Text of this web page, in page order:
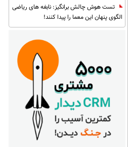
تست هوش چالش برانگیز: نابغه های ریاضی
الگوی پنهان این معما را پیدا کنند!